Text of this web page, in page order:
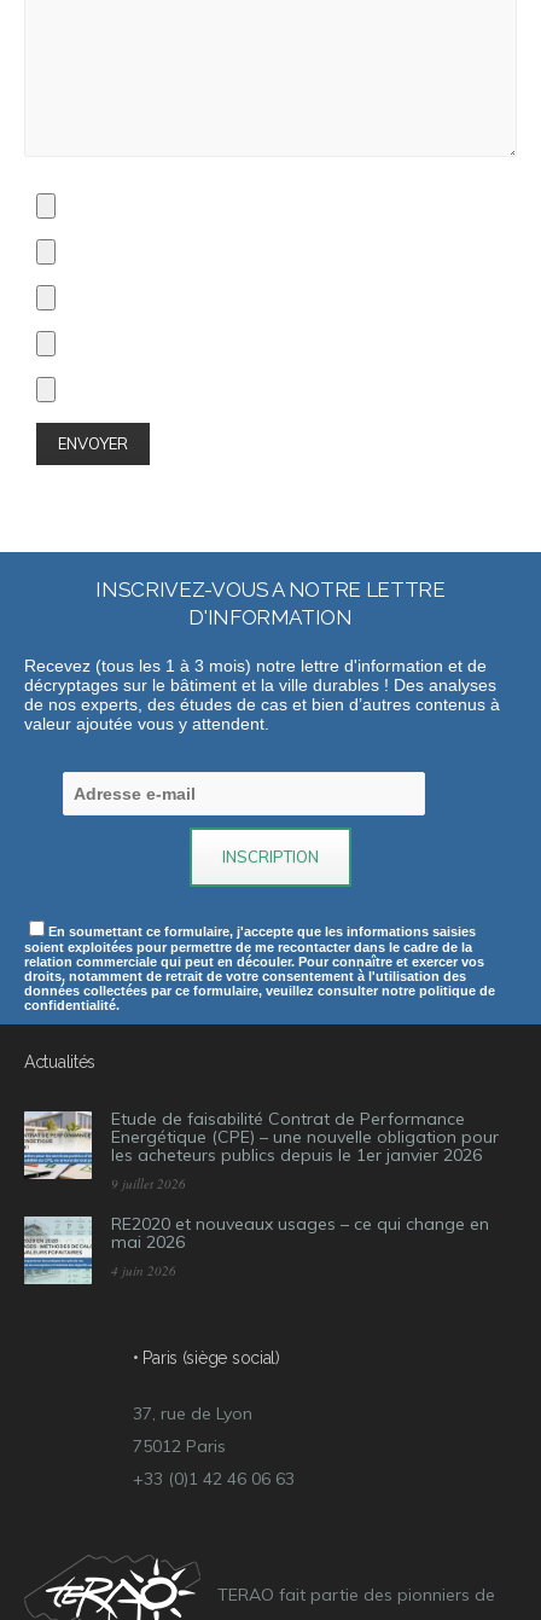
INSCRIVEZ-VOUS A NOTRE LETTRE
D'INFORMATION
Recevez (tous les 1 à 3 mois) notre lettre d'information et de
décryptages sur le bâtiment et la ville durables ! Des analyses
de nos experts, des études de cas et bien d’autres contenus à
valeur ajoutée vous y attendent.
En soumettant ce formulaire, j'accepte que les informations saisies
soient exploitées pour permettre de me recontacter dans le cadre de la
relation commerciale qui peut en découler. Pour connaître et exercer vos
droits, notamment de retrait de votre consentement à l'utilisation des
données collectées par ce formulaire, veuillez consulter notre politique de
confidentialité.
Actualités
Etude de faisabilité Contrat de Performance
Energétique (CPE) – une nouvelle obligation pour
les acheteurs publics depuis le 1er janvier 2026
9 juillet 2026
RE2020 et nouveaux usages – ce qui change en
mai 2026
4 juin 2026
• Paris (siège social)
37, rue de Lyon
75012 Paris
+33 (0)1 42 46 06 63
TERAO fait partie des pionniers de